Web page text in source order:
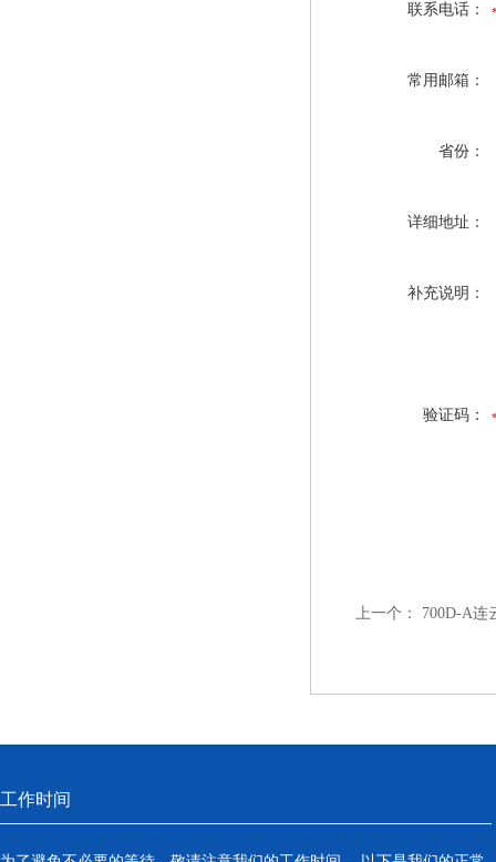
联系电话：
常用邮箱：
省份：
详细地址：
补充说明：
验证码：
上一个： 700D-A连
工作时间